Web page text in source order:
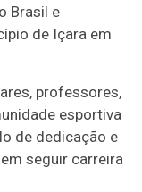
Brasil e
de Içara em
professores,
esportiva
de dedicação e
seguir carreira